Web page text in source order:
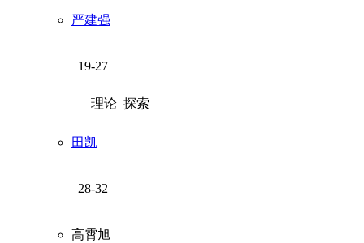
严建强
19-27
理论_探索
田凯
28-32
高霄旭